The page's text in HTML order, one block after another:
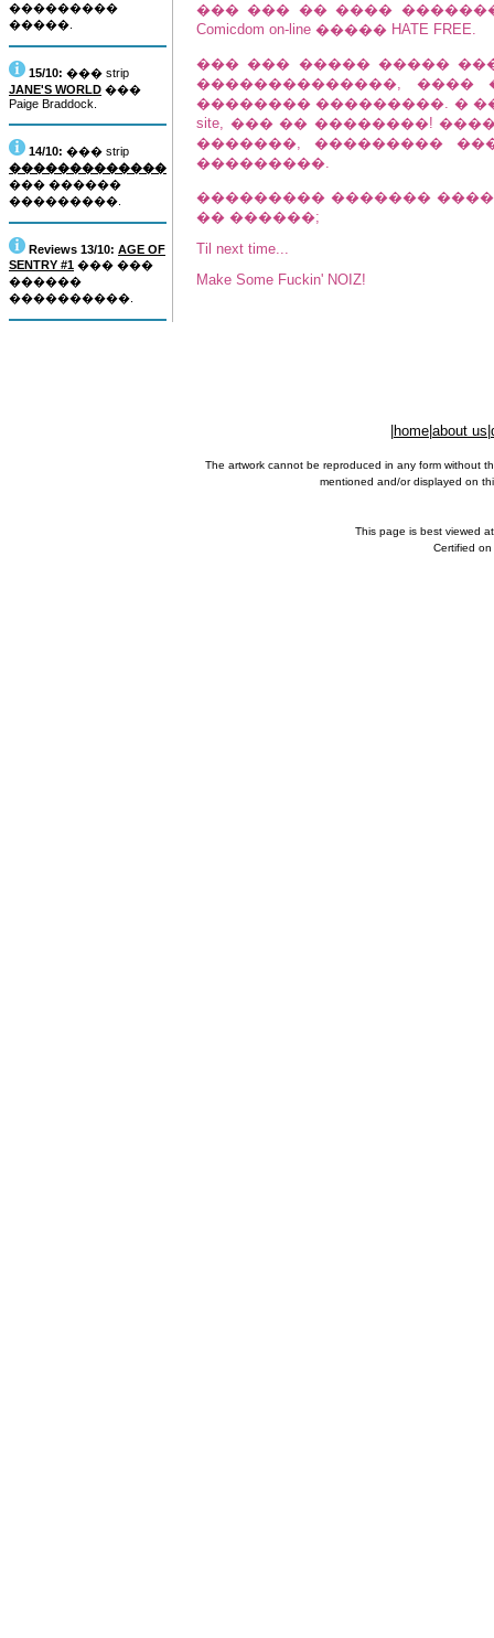
���������
�����.
15/10: ��� strip
JANE'S WORLD ���
Paige Braddock.
14/10: ��� strip
�������������
��� ������
���������.
Reviews 13/10: AGE OF
SENTRY #1 ��� ���
������
����������.
��� ��� �� ����
Comicdom on-line ����� HATE FREE.
��� ��� ����� �����
��������������,
�������� ���������. �
site, ��� �� ��������!
�������, ���������
���������.
��������� �������
�� ������;
Til next time...
Make Some Fuckin' NOIZ!
home about us
The artwork cannot be reproduced in any form without
mentioned and/or displayed on
This page is best viewed
Certified on